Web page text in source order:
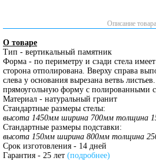
Описание товара
О товаре
Тип - вертикальный памятник
Форма - по периметру и сзади стела
сторона отполирована. Вверху справа
слева у основания вырезана ветвь
прямоугольную форму с полированными
Материал - натуральный гранит
Стандартные размеры стелы:
высота 1450мм ширина 700мм толщина
Стандартные размеры подставки:
высота 150мм ширина 800мм толщина
Срок изготовления - 14 дней
Гарантия - 25 лет (подробнее)